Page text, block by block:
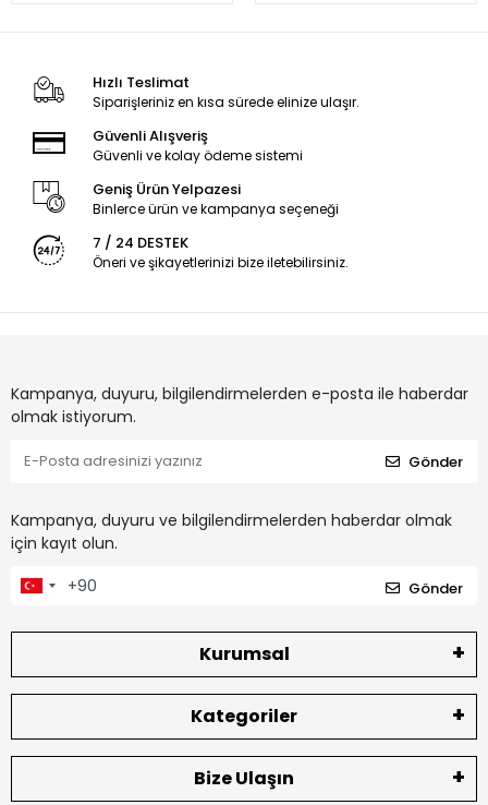
Hızlı Teslimat
Siparişleriniz en kısa sürede elinize ulaşır.
Güvenli Alışveriş
Güvenli ve kolay ödeme sistemi
Geniş Ürün Yelpazesi
Binlerce ürün ve kampanya seçeneği
7 / 24 DESTEK
Öneri ve şikayetlerinizi bize iletebilirsiniz.
Kampanya, duyuru, bilgilendirmelerden e-posta ile haberdar
olmak istiyorum.
Gönder
Kampanya, duyuru ve bilgilendirmelerden haberdar olmak
için kayıt olun.
Gönder
Kurumsal
Kategoriler
Bize Ulaşın